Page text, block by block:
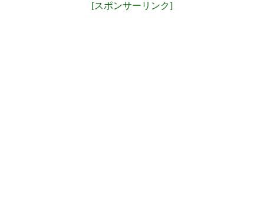
[スポンサーリンク]